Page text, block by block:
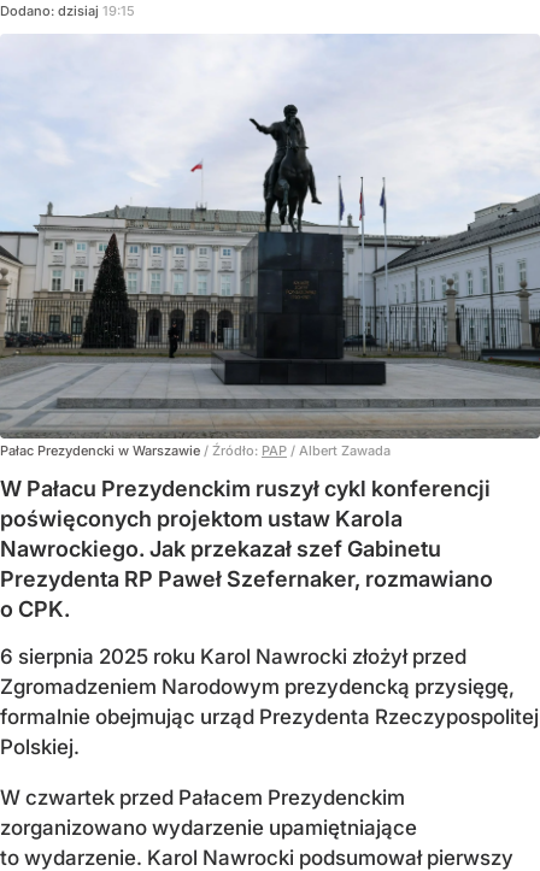
Dodano: dzisiaj 19:15
Pałac Prezydencki w Warszawie / Źródło: PAP / Albert Zawada
W Pałacu Prezydenckim ruszył cykl konferencji
poświęconych projektom ustaw Karola
Nawrockiego. Jak przekazał szef Gabinetu
Prezydenta RP Paweł Szefernaker, rozmawiano
o CPK.
6 sierpnia 2025 roku Karol Nawrocki złożył przed
Zgromadzeniem Narodowym prezydencką przysięgę,
formalnie obejmując urząd Prezydenta Rzeczypospolitej
Polskiej.
W czwartek przed Pałacem Prezydenckim
zorganizowano wydarzenie upamiętniające
to wydarzenie. Karol Nawrocki podsumował pierwszy